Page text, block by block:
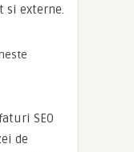
si externe.
SEO
de